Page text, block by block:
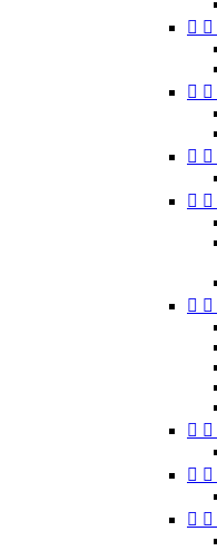
 
 
 
 
 
 
 
 